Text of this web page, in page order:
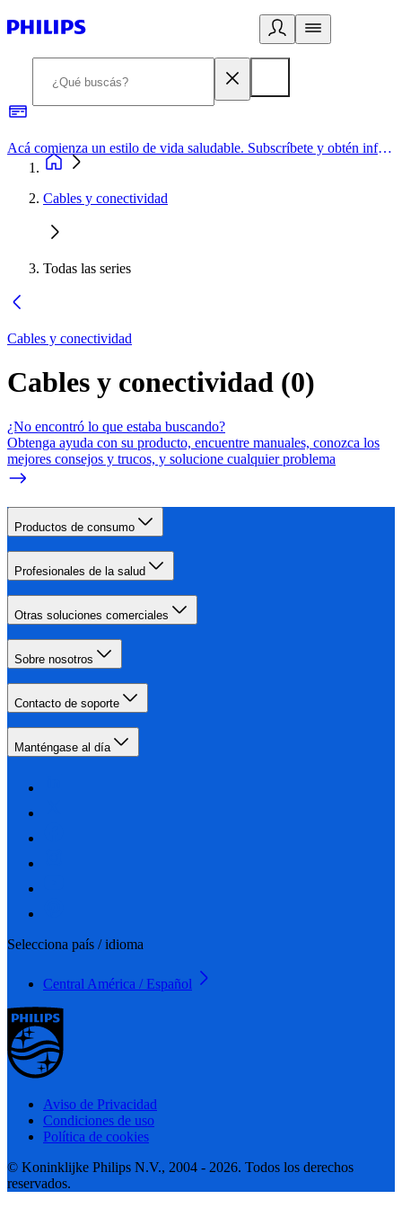
Acá comienza un estilo de vida saludable. Subscríbete y obtén información de primera mano
Cables y conectividad
Todas las series
Cables y conectividad
Cables y conectividad (0)
¿No encontró lo que estaba buscando?
Obtenga ayuda con su producto, encuentre manuales, conozca los
mejores consejos y trucos, y solucione cualquier problema
Productos de consumo
Profesionales de la salud
Otras soluciones comerciales
Sobre nosotros
Contacto de soporte
Manténgase al día
Selecciona país / idioma
Central América / Español
Aviso de Privacidad
Condiciones de uso
Política de cookies
© Koninklijke Philips N.V., 2004 - 2026. Todos los derechos
reservados.